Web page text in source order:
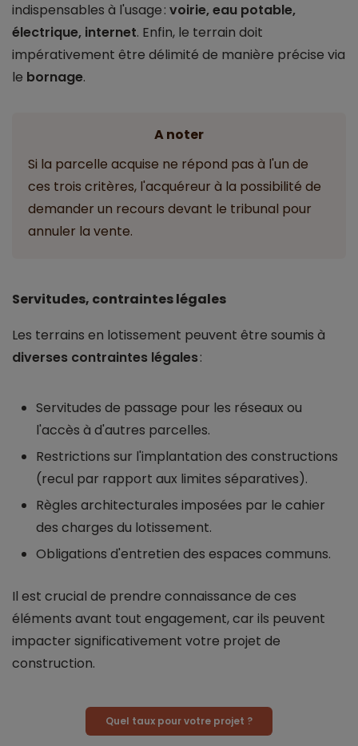
indispensables à l'usage : voirie, eau potable,
électrique, internet. Enfin, le terrain doit
impérativement être délimité de manière précise via
le bornage.
A noter
Si la parcelle acquise ne répond pas à l'un de
ces trois critères, l'acquéreur à la possibilité de
demander un recours devant le tribunal pour
annuler la vente.
Servitudes, contraintes légales
Les terrains en lotissement peuvent être soumis à
diverses contraintes légales:
Servitudes de passage pour les réseaux ou
l'accès à d'autres parcelles.
Restrictions sur l'implantation des constructions
(recul par rapport aux limites séparatives).
Règles architecturales imposées par le cahier
des charges du lotissement.
Obligations d'entretien des espaces communs.
Il est crucial de prendre connaissance de ces
éléments avant tout engagement, car ils peuvent
impacter significativement votre projet de
construction.
Quel taux pour votre projet ?